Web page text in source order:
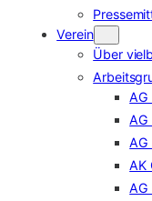
Verein
Über
AG
AG
AG
AK
AG